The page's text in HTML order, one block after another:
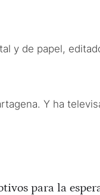
y de papel,
Y ha
para la